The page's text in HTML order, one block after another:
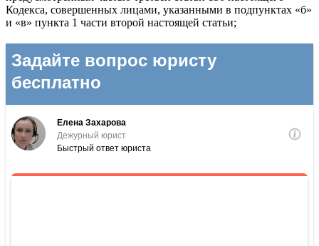
Кодекса, совершенных лицами, указанными в подпунктах «б»
и «в» пункта 1 части второй настоящей статьи;